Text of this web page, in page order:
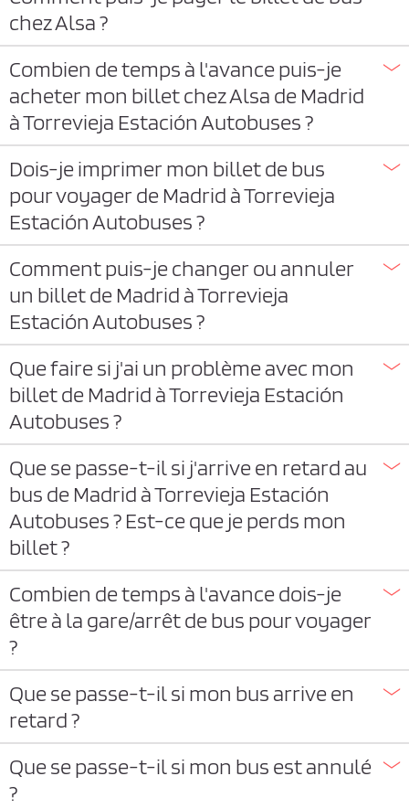
chez Alsa ?
Combien de temps à l'avance puis-je
acheter mon billet chez Alsa de Madrid
à Torrevieja Estación Autobuses ?
Dois-je imprimer mon billet de bus
pour voyager de Madrid à Torrevieja
Estación Autobuses ?
Comment puis-je changer ou annuler
un billet de Madrid à Torrevieja
Estación Autobuses ?
Que faire si j'ai un problème avec mon
billet de Madrid à Torrevieja Estación
Autobuses ?
Que se passe-t-il si j'arrive en retard au
bus de Madrid à Torrevieja Estación
Autobuses ? Est-ce que je perds mon
billet ?
Combien de temps à l'avance dois-je
être à la gare/arrêt de bus pour voyager
?
Que se passe-t-il si mon bus arrive en
retard ?
Que se passe-t-il si mon bus est annulé
?